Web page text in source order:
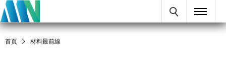
首頁 材料最前線